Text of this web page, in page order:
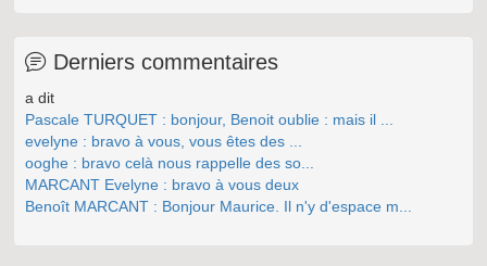
Derniers commentaires
a dit
Pascale TURQUET : bonjour, Benoit oublie : mais il ...
evelyne : bravo à vous, vous êtes des ...
ooghe : bravo celà nous rappelle des so...
MARCANT Evelyne : bravo à vous deux
Benoît MARCANT : Bonjour Maurice. Il n'y d'espace m...